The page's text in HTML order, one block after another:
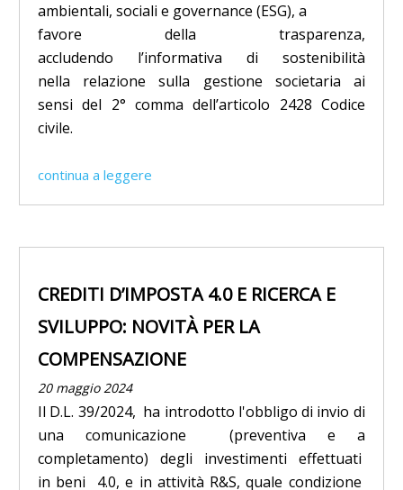
ambientali, sociali e governance (ESG), a
favore della trasparenza,
accludendo l’informativa di sostenibilità
nella relazione sulla gestione societaria ai
sensi del 2° comma dell’articolo 2428 Codice
civile.
continua a leggere
CREDITI D’IMPOSTA 4.0 E RICERCA E
SVILUPPO: NOVITÀ PER LA
COMPENSAZIONE
20 maggio 2024
Il D.L. 39/2024, ha introdotto l'obbligo di invio di
una comunicazione (preventiva e a
completamento) degli investimenti effettuati
in beni 4.0, e in attività R&S, quale condizione